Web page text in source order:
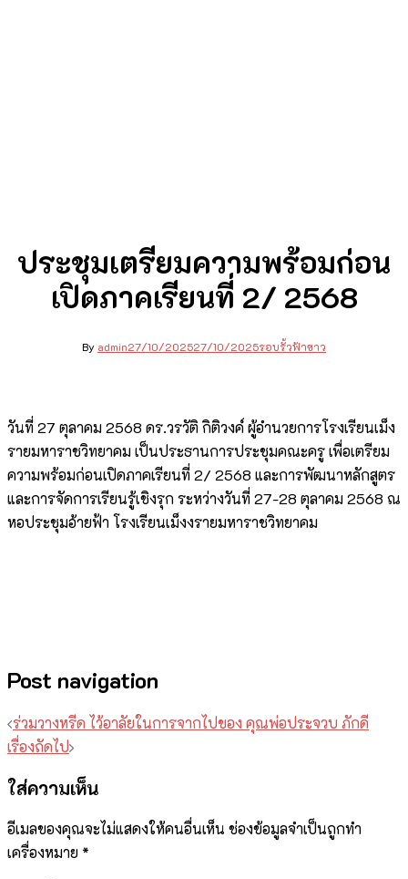
ประชุมเตรียมความพร้อมก่อน
เปิดภาคเรียนที่ 2/ 2568
By admin27/10/202527/10/2025รอบรั้วฟ้าขาว
วันที่ 27 ตุลาคม 2568 ดร.วรวัติ กิติวงค์ ผู้อำนวยการโรงเรียนเม็ง
รายมหาราชวิทยาคม เป็นประธานการประชุมคณะครู เพื่อเตรียม
ความพร้อมก่อนเปิดภาคเรียนที่ 2/ 2568 และการพัฒนาหลักสูตร
และการจัดการเรียนรู้เชิงรุก ระหว่างวันที่ 27-28 ตุลาคม 2568 ณ
หอประชุมอ้ายฟ้า โรงเรียนเม็งงรายมหาราชวิทยาคม
Post navigation
ร่วมวางหรีด ไว้อาลัยในการจากไปของ คุณพ่อประจวบ ภักดี
เรื่องถัดไป
ใส่ความเห็น
อีเมลของคุณจะไม่แสดงให้คนอื่นเห็น ช่องข้อมูลจำเป็นถูกทำ
เครื่องหมาย *